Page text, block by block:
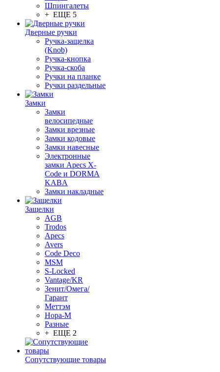
Шпингалеты
+ ЕЩЕ 5
Дверные ручки
Ручка-защелка
(Knob)
Ручка-кнопка
Ручка-скоба
Ручки на планке
Ручки раздельные
Замки
Замки
велосипедные
Замки врезные
Замки кодовые
Замки навесные
Электронные
замки Apecs X-
Code и DORMA
KABA
Замки накладные
Защелки
AGB
Trodos
Apecs
Avers
Code Deco
MSM
S-Locked
Vantage/KR
Зенит/Омега/
Гарант
Меттэм
Нора-М
Разные
+ ЕЩЕ 2
Сопутствующие товары